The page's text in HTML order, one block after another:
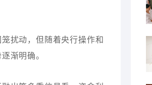
扰动，但随着央行操作和
渐明确。